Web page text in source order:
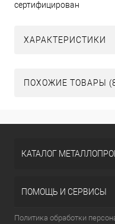
сертифицирован
ХАРАКТЕРИСТИКИ
ПОХОЖИЕ ТОВАРЫ
КАТАЛОГ
ПОМОЩЬ И СЕРВИСЫ
Политика обработки